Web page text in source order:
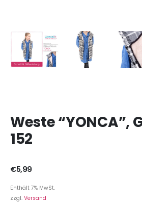
Weste “YONCA”,
152
€5,99
Enthält 7% MwSt.
zzgl. Versand